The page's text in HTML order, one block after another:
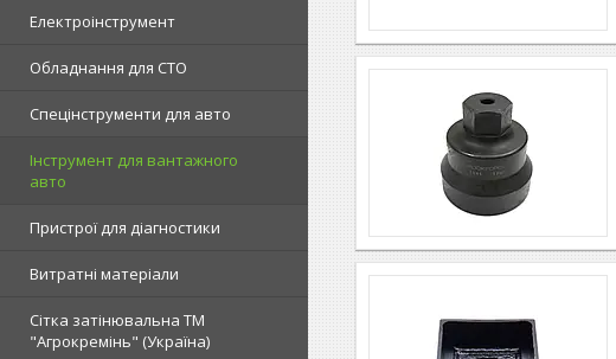
Електроінструмент
Обладнання для СТО
Спецінструменти для авто
Інструмент для вантажного
авто
Пристрої для діагностики
Витратні матеріали
Сітка затінювальна ТМ
"Агрокремінь" (Україна)